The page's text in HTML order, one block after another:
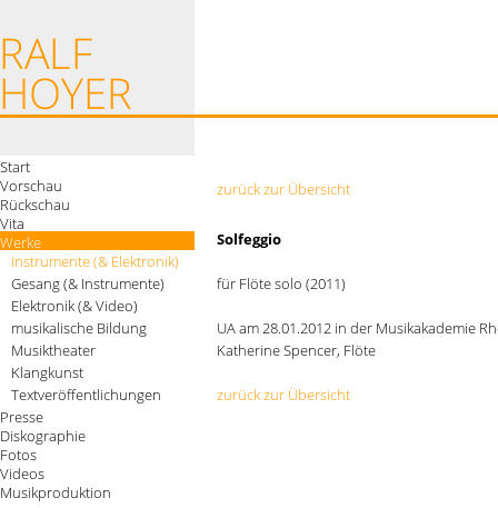
Start
Vorschau
Rückschau
Vita
Werke
Instrumente (& Elektronik)
Gesang (& Instrumente)
Elektronik (& Video)
musikalische Bildung
Musiktheater
Klangkunst
Textveröffentlichungen
Presse
Diskographie
Fotos
Videos
Musikproduktion
zurück zur Übersicht
Solfeggio
für Flöte solo (2011)
UA am 28.01.2012 in der Musikakademie
Katherine Spencer, Flöte
zurück zur Übersicht